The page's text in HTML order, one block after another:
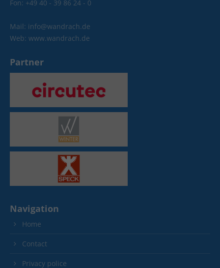
Fon: +49 40 - 39 86 24 - 0
Mail: info@wandrach.de
Web: www.wandrach.de
Partner
Navigation
Home
Contact
Privacy police